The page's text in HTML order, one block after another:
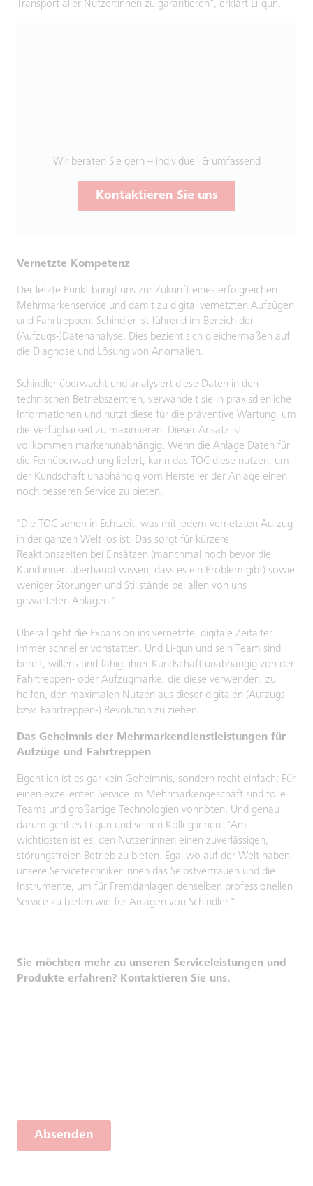
Transport aller Nutzer:innen zu garantieren", erklärt Li-qun.
Wir beraten Sie gern – individuell & umfassend
Kontaktieren Sie uns
Vernetzte Kompetenz
Der letzte Punkt bringt uns zur Zukunft eines erfolgreichen
Mehrmarkenservice und damit zu digital vernetzten Aufzügen
und Fahrtreppen. Schindler ist führend im Bereich der
(Aufzugs-)Datenanalyse. Dies bezieht sich gleichermaßen auf
die Diagnose und Lösung von Anomalien.
Schindler überwacht und analysiert diese Daten in den
technischen Betriebszentren, verwandelt sie in praxisdienliche
Informationen und nutzt diese für die präventive Wartung, um
die Verfügbarkeit zu maximieren. Dieser Ansatz ist
vollkommen markenunabhängig. Wenn die Anlage Daten für
die Fernüberwachung liefert, kann das TOC diese nutzen, um
der Kundschaft unabhängig vom Hersteller der Anlage einen
noch besseren Service zu bieten.
"Die TOC sehen in Echtzeit, was mit jedem vernetzten Aufzug
in der ganzen Welt los ist. Das sorgt für kürzere
Reaktionszeiten bei Einsätzen (manchmal noch bevor die
Kund:innen überhaupt wissen, dass es ein Problem gibt) sowie
weniger Störungen und Stillstände bei allen von uns
gewarteten Anlagen."
Überall geht die Expansion ins vernetzte, digitale Zeitalter
immer schneller vonstatten. Und Li-qun und sein Team sind
bereit, willens und fähig, ihrer Kundschaft unabhängig von der
Fahrtreppen- oder Aufzugmarke, die diese verwenden, zu
helfen, den maximalen Nutzen aus dieser digitalen (Aufzugs-
bzw. Fahrtreppen-) Revolution zu ziehen.
Das Geheimnis der Mehrmarkendienstleistungen für
Aufzüge und Fahrtreppen
Eigentlich ist es gar kein Geheimnis, sondern recht einfach: Für
einen exzellenten Service im Mehrmarkengeschäft sind tolle
Teams und großartige Technologien vonnöten. Und genau
darum geht es Li-qun und seinen Kolleg:innen: "Am
wichtigsten ist es, den Nutzer:innen einen zuverlässigen,
störungsfreien Betrieb zu bieten. Egal wo auf der Welt haben
unsere Servicetechniker:innen das Selbstvertrauen und die
Instrumente, um für Fremdanlagen denselben professionellen
Service zu bieten wie für Anlagen von Schindler."
Sie möchten mehr zu unseren Serviceleistungen und
Produkte erfahren? Kontaktieren Sie uns.
Absenden